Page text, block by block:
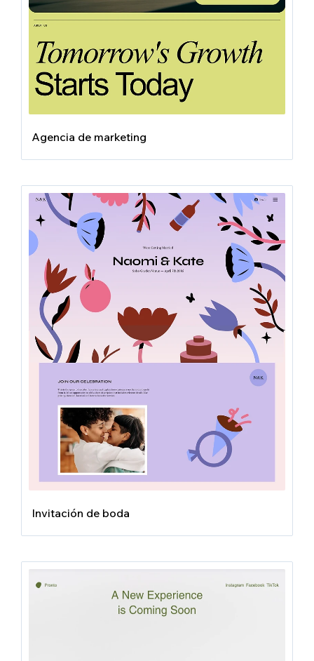
Agencia de marketing
Invitación de boda